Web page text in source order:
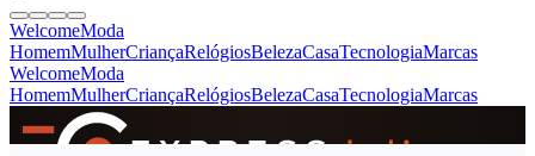
WelcomeModa
HomemMulherCriançaRelógiosBelezaCasaTecnologiaMarcas
WelcomeModa
HomemMulherCriançaRelógiosBelezaCasaTecnologiaMarcas